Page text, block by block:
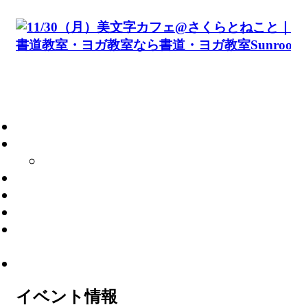
イベント情報